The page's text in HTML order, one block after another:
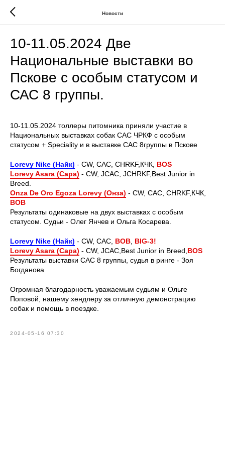
Новости
10-11.05.2024 Две
Национальные выставки во
Пскове с особым статусом и
САС 8 группы.
10-11.05.2024 толлеры питомника приняли участие в
Национальных выставках собак САС ЧРКФ с особым
статусом + Speciality и в выставке САС 8группы в Пскове
Lorevy Nike (Найк) - CW, CAC, CHRKF,КЧК, BOS
Lorevy Asara (Сара) - CW, JCAC, JCHRKF,Best Junior in
Breed.
Onza De Oro Egoza Lorevy (Онза) - CW, CAC, CHRKF,КЧК,
BOB
Результаты одинаковые на двух выставках с особым
статусом. Судьи - Олег Янчев и Ольга Косарева.
Lorevy Nike (Найк) - CW, CAC, BOВ BIG-3!
Lorevy Asara (Сара) - CW, JCAC,Best Junior in Breed, BOS
Результаты выставки САС 8 группы, судья в ринге - Зоя
Богданова
Огромная благодарность уважаемым судьям и Ольге
Поповой, нашему хендлеру за отличную демонстрацию
собак и помощь в поездке.
2024-05-16 07:30